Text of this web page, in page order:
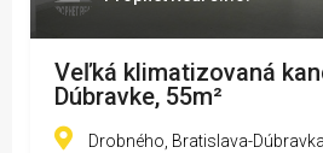
Veľká klimatizovaná
Dúbravke, 55m²
Drobného, Bratislava-Dúbravka